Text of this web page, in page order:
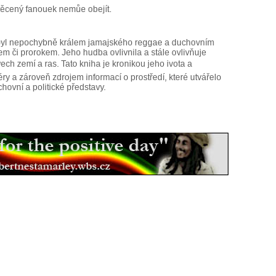
fanouek nemůe obejít.
nepochybně králem jamajského reggae a duchovním
či prorokem. Jeho hudba ovlivnila a stále ovlivňuje
zemí a ras. Tato kniha je kronikou jeho ivota a
a zároveň zdrojem informací o prostředí, které utvářelo
a politické představy.